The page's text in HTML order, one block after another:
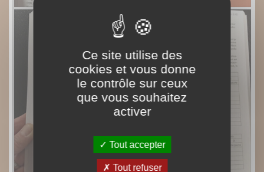
Ce site utilise des
cookies et vous donne
le contrôle sur ceux
que vous souhaitez
activer
Tout accepter
Tout refuser